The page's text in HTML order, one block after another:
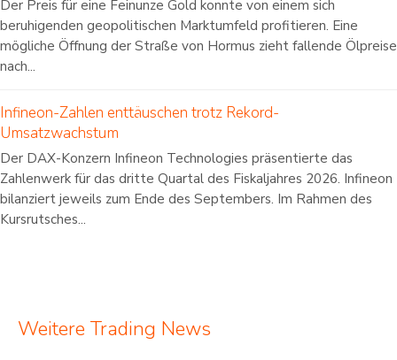
Der Preis für eine Feinunze Gold konnte von einem sich
beruhigenden geopolitischen Marktumfeld profitieren. Eine
mögliche Öffnung der Straße von Hormus zieht fallende Ölpreise
nach...
Infineon-Zahlen enttäuschen trotz Rekord-
Umsatzwachstum
Der DAX-Konzern Infineon Technologies präsentierte das
Zahlenwerk für das dritte Quartal des Fiskaljahres 2026. Infineon
bilanziert jeweils zum Ende des Septembers. Im Rahmen des
Kursrutsches...
Weitere Trading News